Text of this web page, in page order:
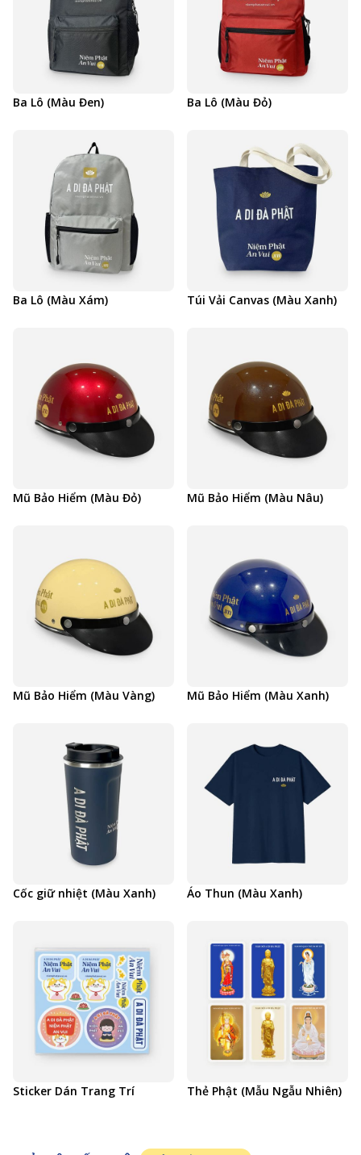
Ba Lô (Màu Đen) Ba Lô (Màu Đỏ)
Ba Lô (Màu Xám) Túi Vải Canvas (Màu Xanh)
Mũ Bảo Hiểm (Màu Đỏ) Mũ Bảo Hiểm (Màu Nâu)
Mũ Bảo Hiểm (Màu Vàng) Mũ Bảo Hiểm (Màu Xanh)
Cốc giữ nhiệt (Màu Xanh) Áo Thun (Màu Xanh)
Sticker Dán Trang Trí Thẻ Phật (Mẫu Ngẫu Nhiên)